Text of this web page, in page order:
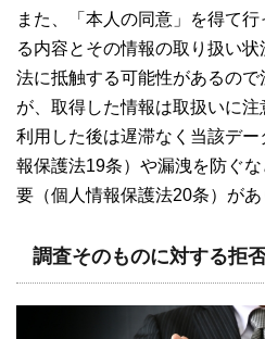
また、「本人の同意」を得て
る内容とその情報の取り扱い
法に抵触する可能性があるの
が、取得した情報は取扱いに
利用した後は遅滞なく当該デ
報保護法19条）や漏洩を防ぐ
要（個人情報保護法20条）があ
調査そのものに対する拒